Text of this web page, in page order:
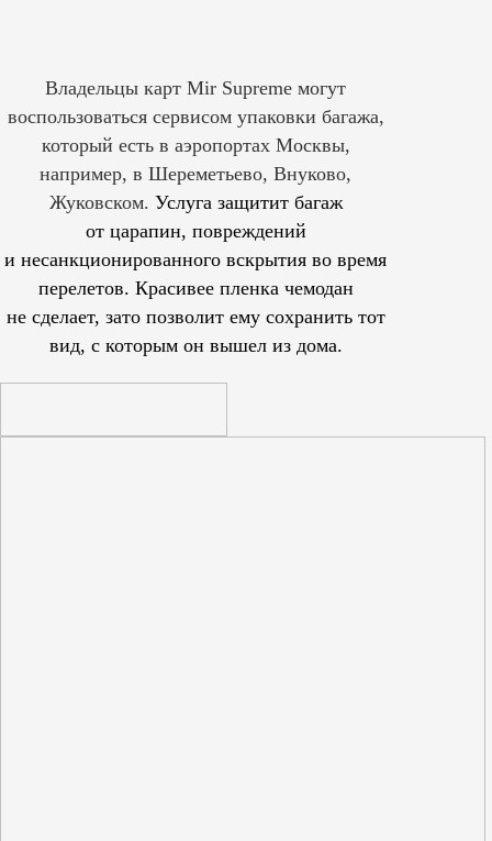
Владельцы карт Mir Supreme могут
воспользоваться сервисом упаковки багажа,
который есть в аэропортах Москвы,
например, в Шереметьево, Внуково,
Жуковском. Услуга защитит багаж
от царапин, повреждений
и несанкционированного вскрытия во время
перелетов. Красивее пленка чемодан
не сделает, зато позволит ему сохранить тот
вид, с которым он вышел из дома.